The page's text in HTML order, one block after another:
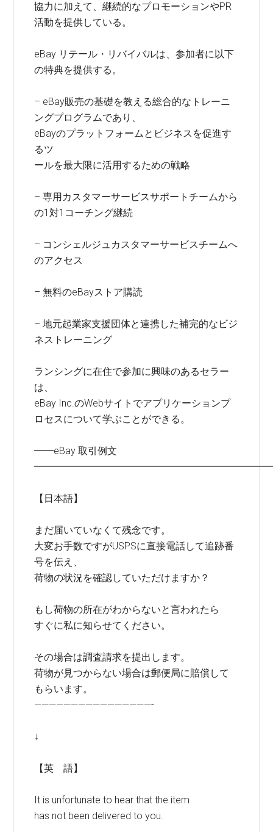
協力に加えて、継続的なプロモーションやPR
活動を提供している。
eBay リテール・リバイバルは、参加者に以下
の特典を提供する。
– eBay販売の基礎を教える総合的なトレーニ
ングプログラムであり、
eBayのプラットフォームとビジネスを促進す
るツ
ールを最大限に活用するための戦略
– 専用カスタマーサービスサポートチームから
の1対1コーチング継続
– コンシェルジュカスタマーサービスチームへ
のアクセス
– 無料のeBayストア購読
– 地元起業家支援団体と連携した補完的なビジ
ネストレーニング
ランシングに在住で参加に興味のあるセラー
は、
eBay Inc.のWebサイトでアプリケーションプ
ロセスについて学ぶことができる。
━━eBay 取引例文
【日本語】
まだ届いていなくて残念です。
大変お手数ですがUSPSに直接電話して追跡番
号を伝え、
荷物の状況を確認していただけますか？
もし荷物の所在がわからないと言われたら
すぐに私に知らせてください。
その場合は調査請求を提出します。
荷物が見つからない場合は郵便局に賠償して
もらいます。
————————————————-
↓
【英 語】
It is unfortunate to hear that the item
has not been delivered to you.